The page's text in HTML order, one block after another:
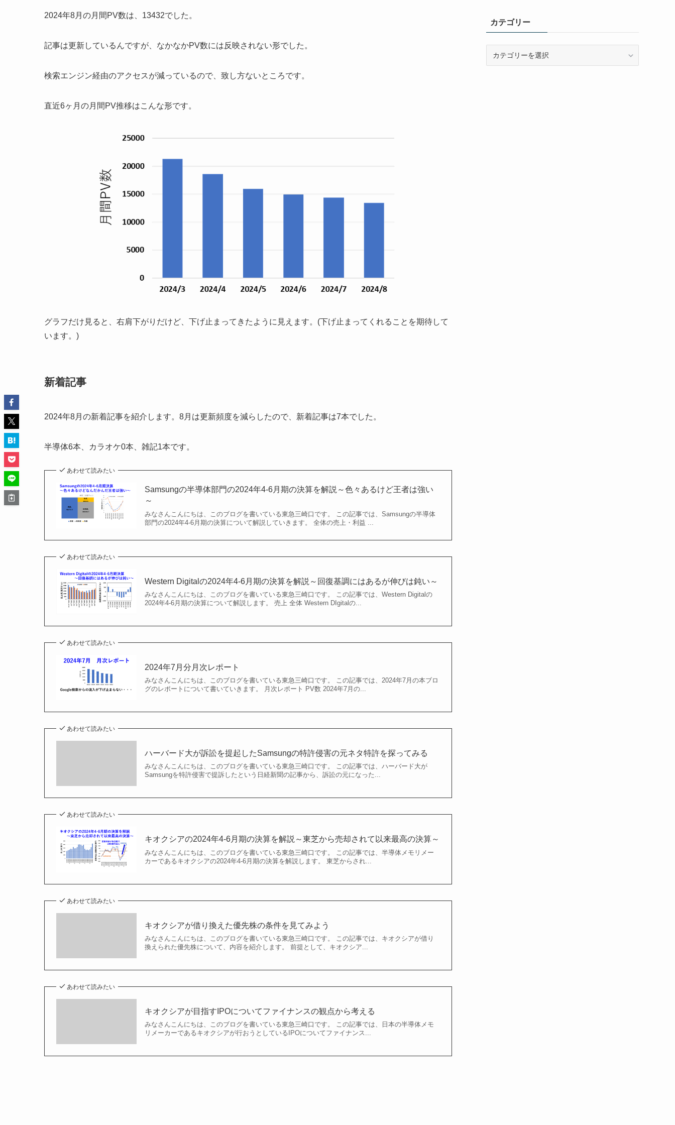
2024年8月の月間PV数は、13432でした。
記事は更新しているんですが、なかなかPV数には反映されない形でした。
検索エンジン経由のアクセスが減っているので、致し方ないところです。
直近6ヶ月の月間PV推移はこんな形です。
グラフだけ見ると、右肩下がりだけど、下げ止まってきたように見えます。(下げ止まってくれることを期待して
います。)
新着記事
2024年8月の新着記事を紹介します。8月は更新頻度を減らしたので、新着記事は7本でした。
半導体6本、カラオケ0本、雑記1本です。
あわせて読みたい
Samsungの半導体部門の2024年4-6月期の決算を解説～色々あるけど王者は強い
～
みなさんこんにちは、このブログを書いている東急三崎口です。 この記事では、Samsungの半導体
部門の2024年4-6月期の決算について解説していきます。 全体の売上・利益 ...
あわせて読みたい
Western Digitalの2024年4-6月期の決算を解説～回復基調にはあるが伸びは鈍い～
みなさんこんにちは、このブログを書いている東急三崎口です。 この記事では、Western Digitalの
2024年4-6月期の決算について解説します。 売上 全体 Western DIgitalの...
あわせて読みたい
2024年7月分月次レポート
みなさんこんにちは、このブログを書いている東急三崎口です。 この記事では、2024年7月の本ブロ
グのレポートについて書いていきます。 月次レポート PV数 2024年7月の...
あわせて読みたい
ハーバード大が訴訟を提起したSamsungの特許侵害の元ネタ特許を探ってみる
みなさんこんにちは、このブログを書いている東急三崎口です。 この記事では、ハーバード大が
Samsungを特許侵害で提訴したという日経新聞の記事から、訴訟の元になった...
あわせて読みたい
キオクシアの2024年4-6月期の決算を解説～東芝から売却されて以来最高の決算～
みなさんこんにちは、このブログを書いている東急三崎口です。 この記事では、半導体メモリメー
カーであるキオクシアの2024年4-6月期の決算を解説します。 東芝からされ...
あわせて読みたい
キオクシアが借り換えた優先株の条件を見てみよう
みなさんこんにちは、このブログを書いている東急三崎口です。 この記事では、キオクシアが借り
換えられた優先株について、内容を紹介します。 前提として、キオクシア...
あわせて読みたい
キオクシアが目指すIPOについてファイナンスの観点から考える
みなさんこんにちは、このブログを書いている東急三崎口です。 この記事では、日本の半導体メモ
リメーカーであるキオクシアが行おうとしているIPOについてファイナンス...
ブカテゴリー